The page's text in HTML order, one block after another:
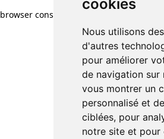
cookies
Nous utilisons
d'autres
pour améliorer
de navigation sur
vous montrer un
personnalisé et
ciblées, pour
notre site et pour
browser console for more information)